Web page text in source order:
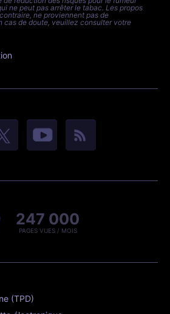
ne peut pas arrêter le tabac. Les propos
ne proviennent pas de
cas de doute, veuillez consulter votre
247 000
PAGES VUES / MOIS
(TPD)